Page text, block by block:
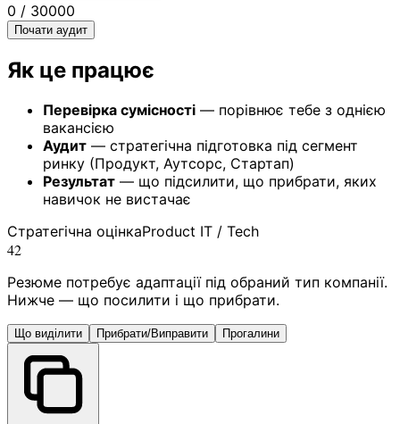
0 / 30000
Почати аудит
Як це працює
Перевірка сумісності — порівнює тебе з однією
вакансією
Аудит — стратегічна підготовка під сегмент
ринку (Продукт, Аутсорс, Стартап)
Результат — що підсилити, що прибрати, яких
навичок не вистачає
Стратегічна оцінкаProduct IT / Tech
42
Резюме потребує адаптації під обраний тип компанії.
Нижче — що посилити і що прибрати.
Що виділити Прибрати/Виправити Прогалини